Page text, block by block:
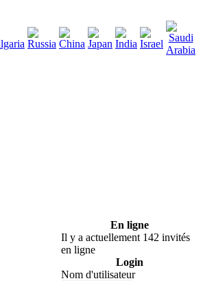
En ligne
Il y a actuellement 142 invités
en ligne
Login
Nom d'utilisateur